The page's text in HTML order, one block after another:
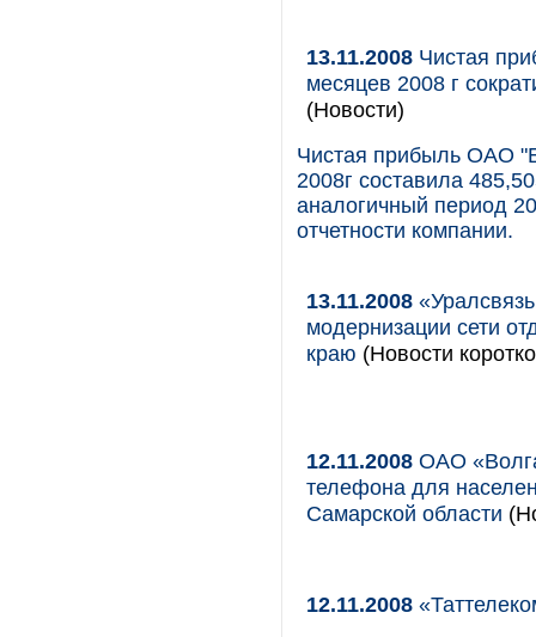
13.11.2008 Чистая
месяцев 2008 г
(Новости)
Чистая прибыль ОАО
2008г составила
аналогичный период
отчетности компании.
13.11.2008
модернизации сети
краю (Новости
12.11.2008 ОАО
телефона для
Самарской области
12.11.2008